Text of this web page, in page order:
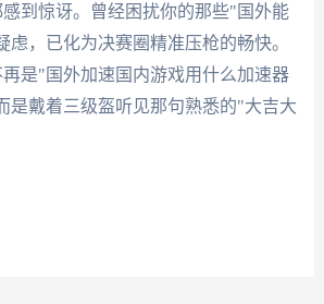
到惊讶。曾经困扰你的那些"国外能
虑，已化为决赛圈精准压枪的畅快。
是"国外加速国内游戏用什么加速器
是戴着三级盔听见那句熟悉的"大吉大